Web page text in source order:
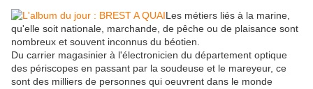
Les métiers liés à la marine,
qu'elle soit nationale, marchande, de pêche ou de plaisance sont
nombreux et souvent inconnus du béotien.
Du carrier magasinier à l'électronicien du département optique
des périscopes en passant par la soudeuse et le mareyeur, ce
sont des milliers de personnes qui oeuvrent dans le monde